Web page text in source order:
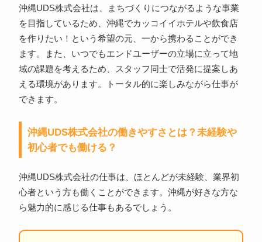
沖縄UDS株式会社は、まちづくりにつながるような事業
を目指しているため、沖縄でカッコイイホテルや飲食店
を作りたい！という希望の元、一から携わることができ
ます。また、いつでもエンドユーザーの立場に立って地
域の課題を考えるため、スタッフ同士で活発に提案しあ
える環境があります。トータル的に楽しみながら仕事が
できます。
沖縄UDS株式会社の働きやすさとは？未経験や
初心者でも働ける？
沖縄UDS株式会社の仕事は、ほとんどが未経験、業界初
心者という方も働くことができます。沖縄が好きな方な
ら魅力的に感じる仕事もあるでしょう。